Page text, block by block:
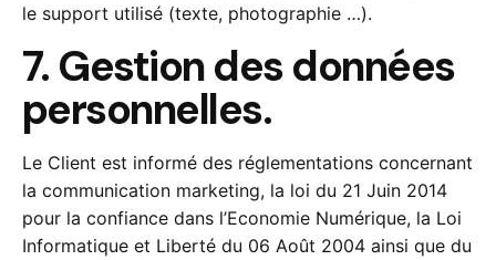
le support utilisé (texte, photographie …).
7. Gestion des données
personnelles.
Le Client est informé des réglementations concernant
la communication marketing, la loi du 21 Juin 2014
pour la confiance dans l’Economie Numérique, la Loi
Informatique et Liberté du 06 Août 2004 ainsi que du